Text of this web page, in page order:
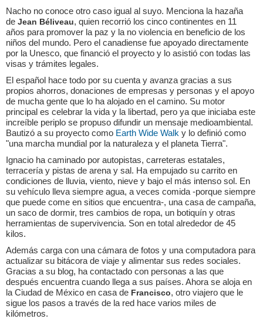
Nacho no conoce otro caso igual al suyo. Menciona la hazaña
de Jean Béliveau, quien recorrió los cinco continentes en 11
años para promover la paz y la no violencia en beneficio de los
niños del mundo. Pero el canadiense fue apoyado directamente
por la Unesco, que financió el proyecto y lo asistió con todas las
visas y trámites legales.
El español hace todo por su cuenta y avanza gracias a sus
propios ahorros, donaciones de empresas y personas y el apoyo
de mucha gente que lo ha alojado en el camino. Su motor
principal es celebrar la vida y la libertad, pero ya que iniciaba este
increíble periplo se propuso difundir un mensaje medioambiental.
Bautizó a su proyecto como Earth Wide Walk y lo definió como
"una marcha mundial por la naturaleza y el planeta Tierra".
Ignacio ha caminado por autopistas, carreteras estatales,
terracería y pistas de arena y sal. Ha empujado su carrito en
condiciones de lluvia, viento, nieve y bajo el más intenso sol. En
su vehículo lleva siempre agua, a veces comida -porque siempre
que puede come en sitios que encuentra-, una casa de campaña,
un saco de dormir, tres cambios de ropa, un botiquín y otras
herramientas de supervivencia. Son en total alrededor de 45
kilos.
Además carga con una cámara de fotos y una computadora para
actualizar su bitácora de viaje y alimentar sus redes sociales.
Gracias a su blog, ha contactado con personas a las que
después encuentra cuando llega a sus países. Ahora se aloja en
la Ciudad de México en casa de Francisco, otro viajero que le
sigue los pasos a través de la red hace varios miles de
kilómetros.